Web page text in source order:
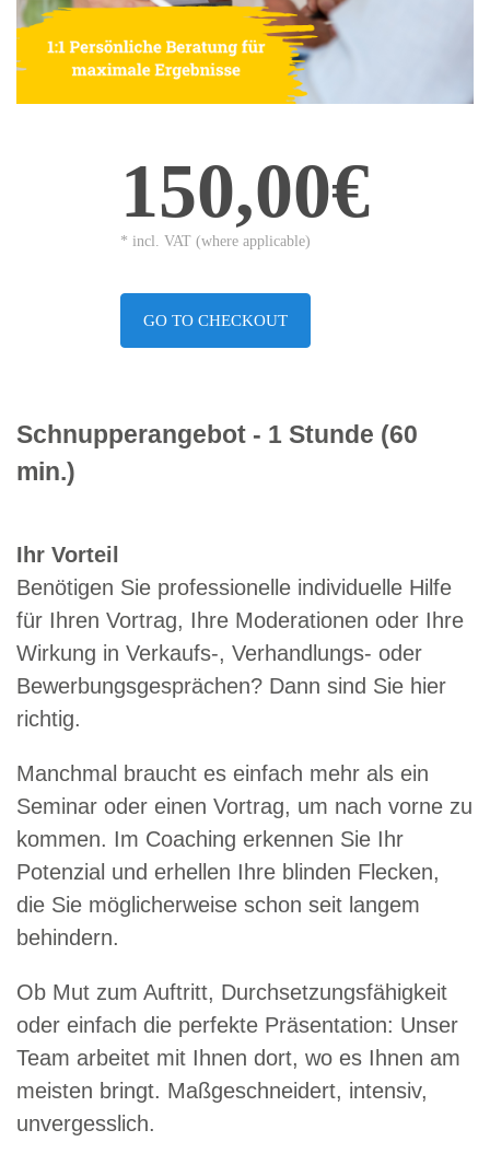
150,00€
* incl. VAT (where applicable)
GO TO CHECKOUT
Schnupperangebot - 1 Stunde (60
min.)
Ihr Vorteil
Benötigen Sie professionelle individuelle Hilfe
für Ihren Vortrag, Ihre Moderationen oder Ihre
Wirkung in Verkaufs-, Verhandlungs- oder
Bewerbungsgesprächen? Dann sind Sie hier
richtig.
Manchmal braucht es einfach mehr als ein
Seminar oder einen Vortrag, um nach vorne zu
kommen. Im Coaching erkennen Sie Ihr
Potenzial und erhellen Ihre blinden Flecken,
die Sie möglicherweise schon seit langem
behindern.
Ob Mut zum Auftritt, Durchsetzungsfähigkeit
oder einfach die perfekte Präsentation: Unser
Team arbeitet mit Ihnen dort, wo es Ihnen am
meisten bringt. Maßgeschneidert, intensiv,
unvergesslich.